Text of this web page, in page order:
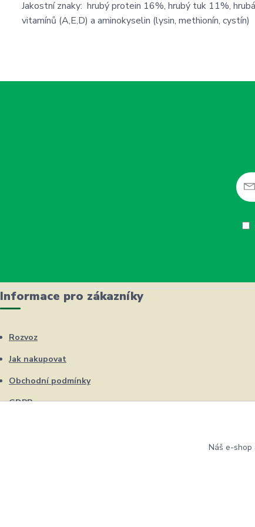
Jakostní znaky: hrubý protein 16%, hrubý tuk 11%,
vitamínů (A,E,D) a aminokyselin (lysin, methionín, cystín)
Informace pro zákazníky
Rozvoz
Jak nakupovat
Obchodní podmínky
GDPR
Náš e-shop